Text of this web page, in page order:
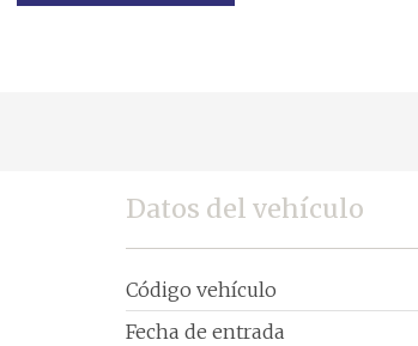
Datos del vehículo
Código vehículo
Fecha de entrada